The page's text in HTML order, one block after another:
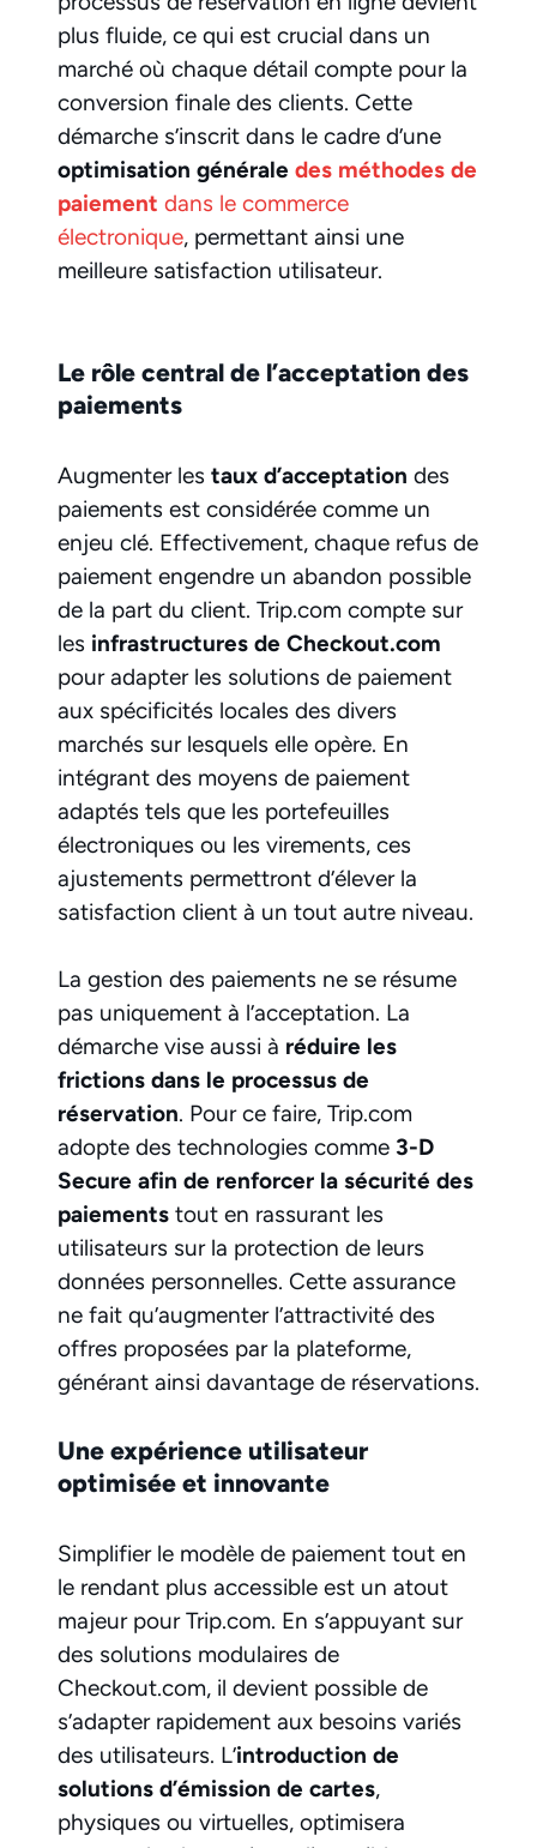
plus fluide, ce qui est crucial dans un
marché où chaque détail compte pour la
conversion finale des clients. Cette
démarche s’inscrit dans le cadre d’une
optimisation générale des méthodes de
paiement dans le commerce
électronique, permettant ainsi une
meilleure satisfaction utilisateur.
Le rôle central de l’acceptation des
paiements
Augmenter les taux d’acceptation des
paiements est considérée comme un
enjeu clé. Effectivement, chaque refus de
paiement engendre un abandon possible
de la part du client. Trip.com compte sur
les infrastructures de Checkout.com
pour adapter les solutions de paiement
aux spécificités locales des divers
marchés sur lesquels elle opère. En
intégrant des moyens de paiement
adaptés tels que les portefeuilles
électroniques ou les virements, ces
ajustements permettront d’élever la
satisfaction client à un tout autre niveau.
La gestion des paiements ne se résume
pas uniquement à l’acceptation. La
démarche vise aussi à réduire les
frictions dans le processus de
réservation. Pour ce faire, Trip.com
adopte des technologies comme 3-D
Secure afin de renforcer la sécu­rité des
paiements tout en rassurant les
utilisateurs sur la protection de leurs
données personnelles. Cette assurance
ne fait qu’augmenter l’attractivité des
offres proposées par la plateforme,
générant ainsi davantage de réservations.
Une expérience utilisateur
optimisée et innovante
Simplifier le modèle de paiement tout en
le rendant plus accessible est un atout
majeur pour Trip.com. En s’appuyant sur
des solutions modulaires de
Checkout.com, il devient possible de
s’adapter rapidement aux besoins variés
des utilisateurs. L’introduction de
solutions d’émission de cartes,
physiques ou virtuelles, optimisera